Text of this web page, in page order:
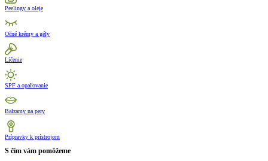
Peelingy a oleje
Očné krémy a gély
Líčenie
SPF a opaľovanie
Balzamy na pery
Prípravky k prístrojom
S čím vám pomôžeme